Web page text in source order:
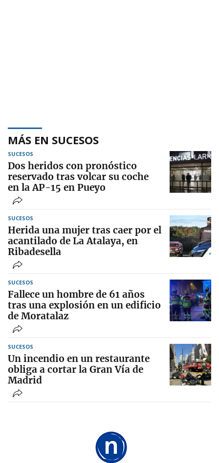
MÁS EN SUCESOS
SUCESOS
Dos heridos con pronóstico
reservado tras volcar su coche
en la AP-15 en Pueyo
SUCESOS
Herida una mujer tras caer por el
acantilado de La Atalaya, en
Ribadesella
SUCESOS
Fallece un hombre de 61 años
tras una explosión en un edificio
de Moratalaz
SUCESOS
Un incendio en un restaurante
obliga a cortar la Gran Vía de
Madrid